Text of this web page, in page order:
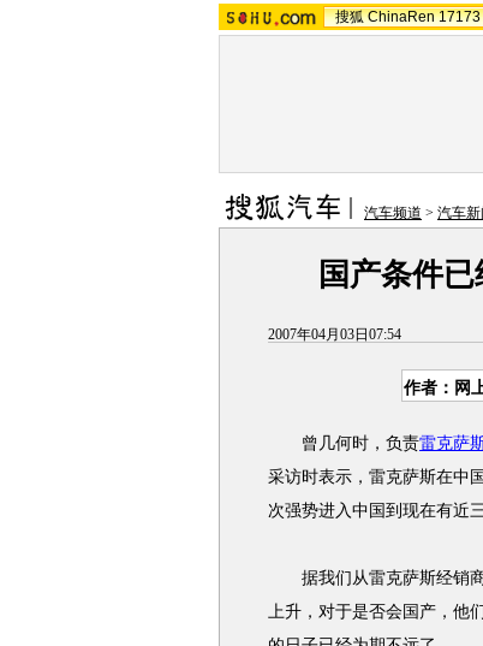
搜狐 ChinaRen 17173
汽车频道 > 汽车新
国产条件
2007年04月03日07:54
作者：网
曾几何时，负责雷克萨
采访时表示，雷克萨斯在中
次强势进入中国到现在有近
据我们从雷克萨斯经销商
上升，对于是否会国产，他